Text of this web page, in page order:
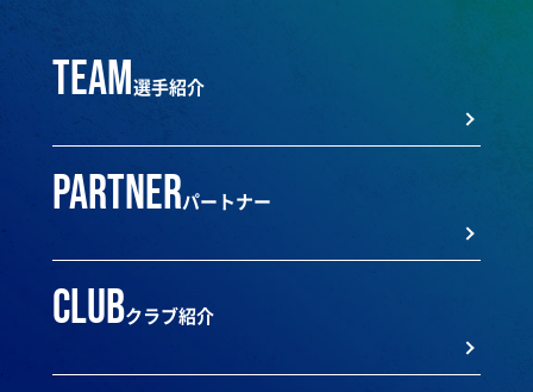
team選手紹介
partnerパートナー
clubクラブ紹介